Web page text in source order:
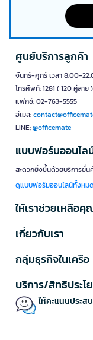
ศูนย์บริการลูกค้า
จันทร์-ศุกร์ เวลา 8.00-
โทรศัพท์: 1281 ( 120 คู่สาย )
แฟกซ์: 02-763-5555
อีเมล:
LINE:@officemate
แบบฟอร์มออนไล
สะดวกยิ่งขึ้นด้วยบริการยื่
ดูแบบฟอร์มออนไลน์ทั้งหมด
ให้เราช่วยเหลือคุ
เกี่ยวกับเรา
กลุ่มธุรกิจในเครือ
บริการ/สิทธิประโ
ให้คะแนนประส